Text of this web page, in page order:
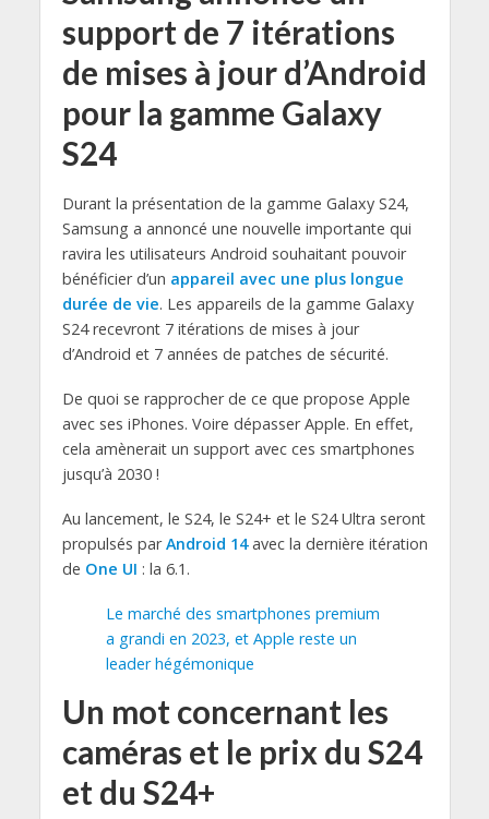
support de 7 itérations
de mises à jour d’Android
pour la gamme Galaxy
S24
Durant la présentation de la gamme Galaxy S24,
Samsung a annoncé une nouvelle importante qui
ravira les utilisateurs Android souhaitant pouvoir
bénéficier d’un appareil avec une plus longue
durée de vie. Les appareils de la gamme Galaxy
S24 recevront 7 itérations de mises à jour
d’Android et 7 années de patches de sécurité.
De quoi se rapprocher de ce que propose Apple
avec ses iPhones. Voire dépasser Apple. En effet,
cela amènerait un support avec ces smartphones
jusqu’à 2030 !
Au lancement, le S24, le S24+ et le S24 Ultra seront
propulsés parAndroid 14avec la dernière itération
de One UI : la 6.1.
Le marché des smartphones premium
a grandi en 2023, et Apple reste un
leader hégémonique
Un mot concernant les
caméras et le prix du S24
et du S24+